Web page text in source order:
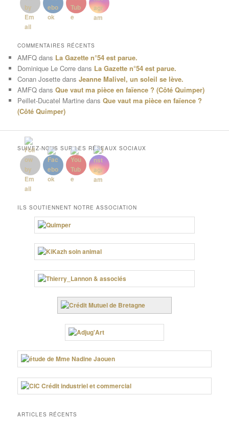
COMMENTAIRES RÉCENTS
AMFQ dans La Gazette n°54 est parue.
Dominique Le Corre dans La Gazette n°54 est parue.
Conan Josette dansJeanne Malivel, un soleil se lève.
AMFQ dansQue vaut ma pièce en faïence ? (Côté Quimper)
Peillet-Ducatel Martine dansQue vaut ma pièce en faïence ?
(Côté Quimper)
SUIVEZ-NOUS SUR LES RÉSEAUX SOCIAUX
ILS SOUTIENNENT NOTRE ASSOCIATION
ARTICLES RÉCENTS